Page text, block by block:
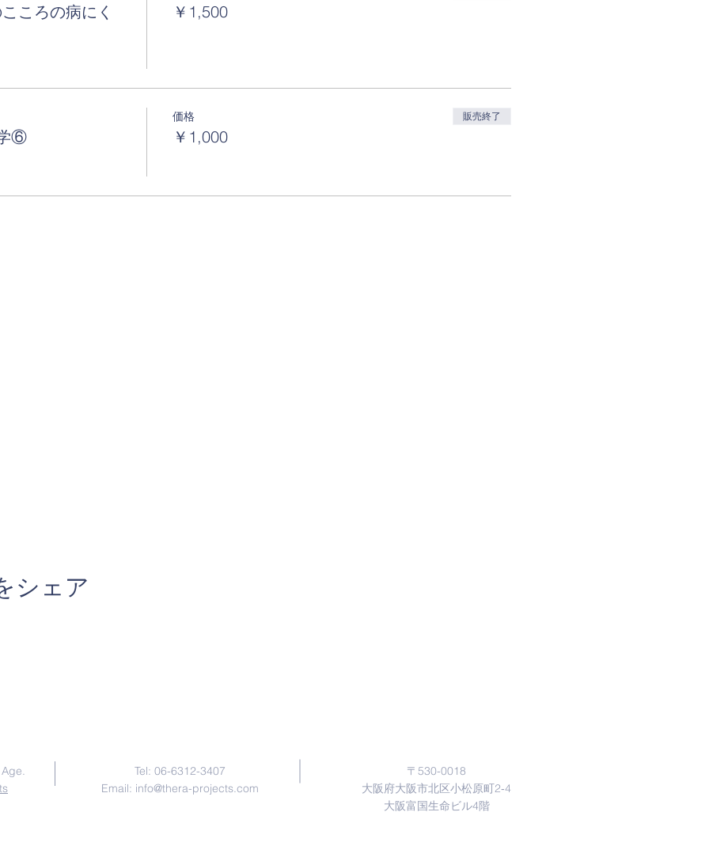
ころの病にく
￥1,500
⑥
価格
￥1,000
販売終了
シェア
Tel: 06-6312-3407
Email: info@thera-projects.com
〒530-0018
大阪府大阪市北区小松原町2‐4
​大阪富国生命ビル4階